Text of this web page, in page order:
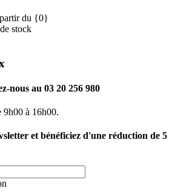
du {0}
stock
nous au 03 20 256 980
à 16h00.
et bénéficiez d'une réduction de 5